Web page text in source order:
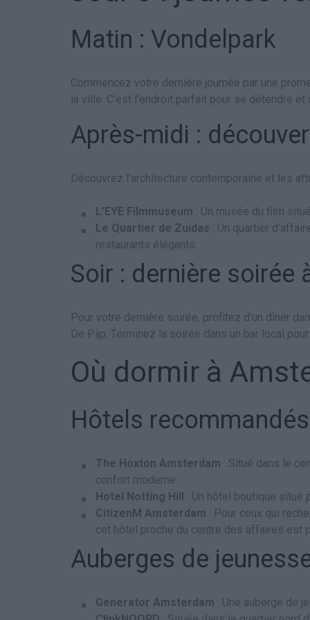
Matin : Vondelpark
Commencez votre dernière journée par une
la ville. C’est l’endroit parfait pour se détendre
Après-midi :
Découvrez l’architecture contemporaine et les
L’EYE Filmmuseum : Un musée du film
Le Quartier de Zuidas : Un quartier
restaurants élégants.
Soir : dernière soirée
Pour votre dernière soirée, profitez d’un dîner
De Pijp. Terminez la soirée dans un bar local
Où dormir à
Hôtels recommandés
The Hoxton Amsterdam : Situé dans le
confort moderne.
Hotel Notting Hill : Un hôtel boutique situé
CitizenM Amsterdam : Pour ceux qui
cet hôtel proche du centre des affaires est
Auberges de
Generator Amsterdam : Une auberge de